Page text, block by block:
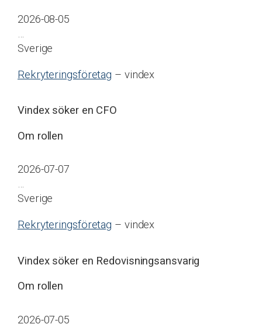
2026-08-05
…
Sverige
Rekryteringsföretag – vindex
Vindex söker en CFO
Om rollen
2026-07-07
…
Sverige
Rekryteringsföretag – vindex
Vindex söker en Redovisningsansvarig
Om rollen
2026-07-05